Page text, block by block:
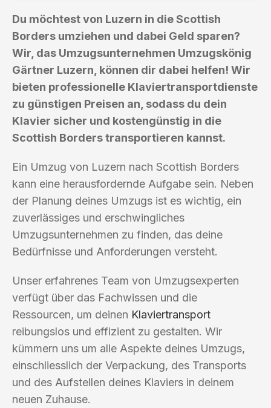
Du möchtest von Luzern in die Scottish
Borders umziehen und dabei Geld sparen?
Wir, das Umzugsunternehmen Umzugskönig
Gärtner Luzern, können dir dabei helfen! Wir
bieten professionelle Klaviertransportdienste
zu günstigen Preisen an, sodass du dein
Klavier sicher und kostengünstig in die
Scottish Borders transportieren kannst.
Ein Umzug von Luzern nach Scottish Borders
kann eine herausfordernde Aufgabe sein. Neben
der Planung deines Umzugs ist es wichtig, ein
zuverlässiges und erschwingliches
Umzugsunternehmen zu finden, das deine
Bedürfnisse und Anforderungen versteht.
Unser erfahrenes Team von Umzugsexperten
verfügt über das Fachwissen und die
Ressourcen, um deinen Klaviertransport
reibungslos und effizient zu gestalten. Wir
kümmern uns um alle Aspekte deines Umzugs,
einschliesslich der Verpackung, des Transports
und des Aufstellen deines Klaviers in deinem
neuen Zuhause.